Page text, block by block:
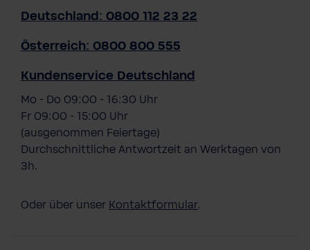
Deutschland: 0800 112 23 22
Österreich: 0800 800 555
Kundenservice Deutschland
Mo - Do 09:00 - 16:30 Uhr
Fr 09:00 - 15:00 Uhr
(ausgenommen Feiertage)
Durchschnittliche Antwortzeit an Werktagen von
3h.
Oder über unser Kontaktformular.